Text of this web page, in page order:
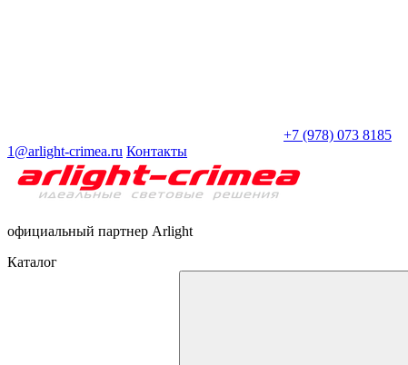
+7 (978) 073 8185
1@arlight-crimea.ru Контакты
официальный партнер Arlight
Каталог